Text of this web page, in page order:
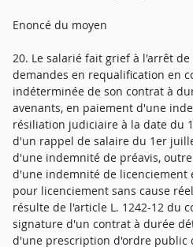
Enoncé du moyen
20. Le salarié fait grief à l'arrêt
demandes en requalification en
indéterminée de son contrat à
avenants, en paiement d'une
résiliation judiciaire à la date du
d'un rappel de salaire du 1er
d'une indemnité de préavis,
d'une indemnité de licenciement
pour licenciement sans cause
résulte de l'article L. 1242-12 du
signature d'un contrat à durée
d'une prescription d'ordre public